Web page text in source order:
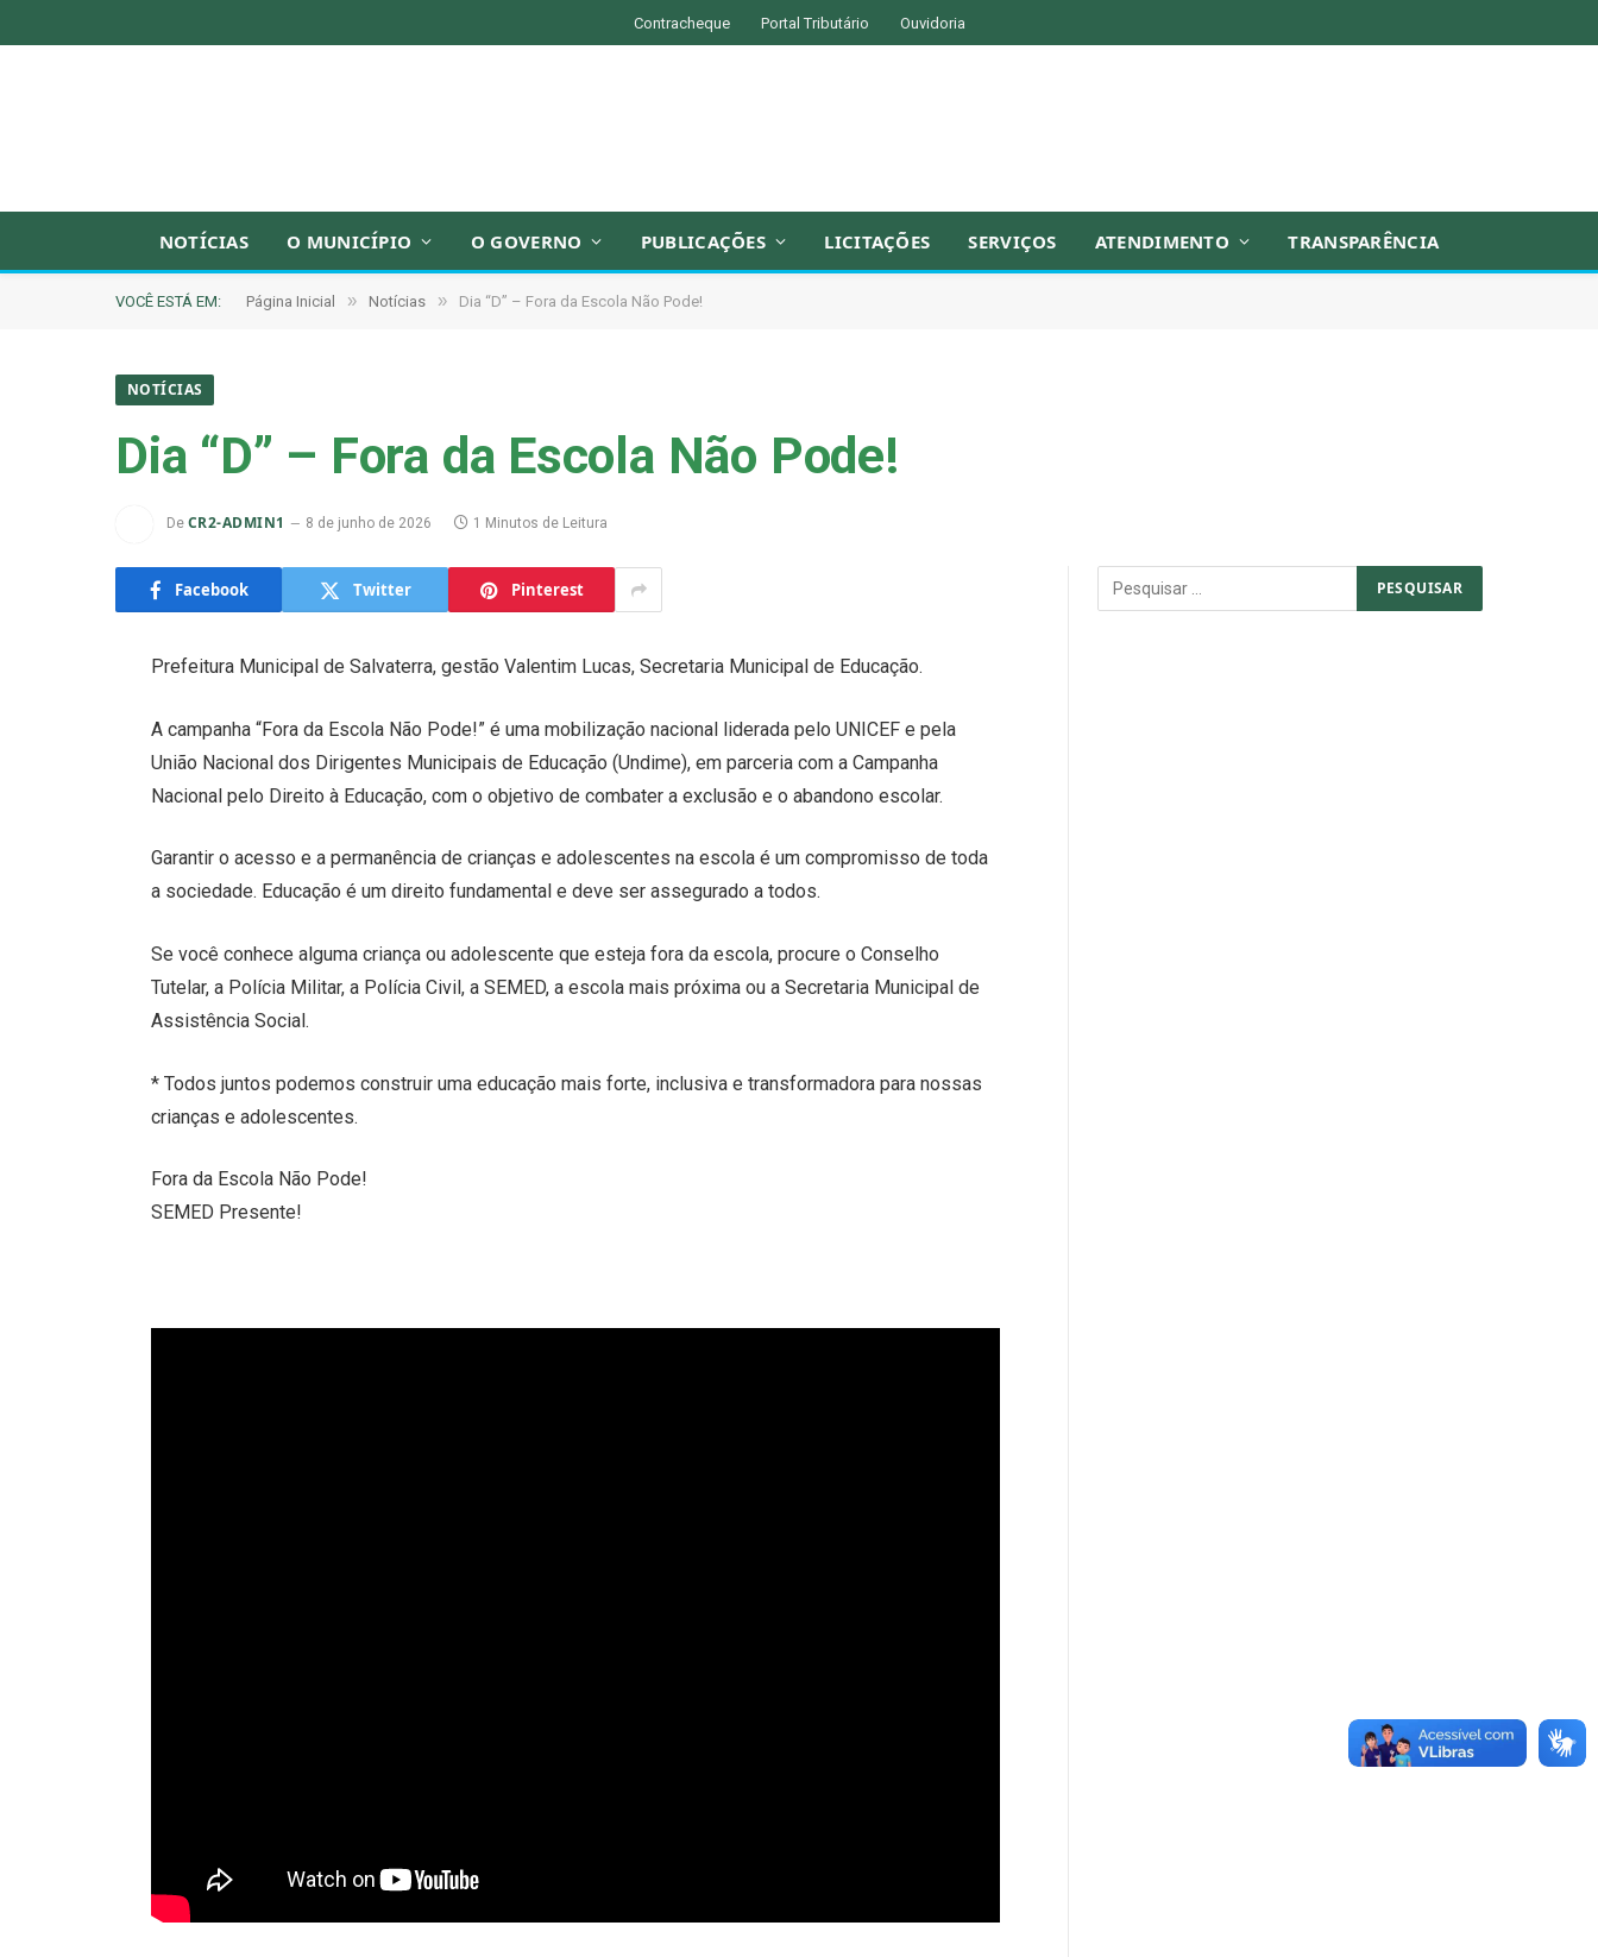
Contracheque Portal Tributário Ouvidoria
NOTÍCIAS O MUNICÍPIO O GOVERNO PUBLICAÇÕES LICITAÇÕES SERVIÇOS ATENDIMENTO TRANSPARÊNCIA
VOCÊ ESTÁ EM: Página Inicial » Notícias » Dia “D” – Fora da Escola Não Pode!
NOTÍCIAS
Dia “D” – Fora da Escola Não Pode!
De CR2-ADMIN1 8 de junho de 2026 1 Minutos de Leitura
Facebook Twitter Pinterest
Prefeitura Municipal de Salvaterra, gestão Valentim Lucas, Secretaria Municipal de Educação.
A campanha “Fora da Escola Não Pode!” é uma mobilização nacional liderada pelo UNICEF e pela
União Nacional dos Dirigentes Municipais de Educação (Undime), em parceria com a Campanha
Nacional pelo Direito à Educação, com o objetivo de combater a exclusão e o abandono escolar.
Garantir o acesso e a permanência de crianças e adolescentes na escola é um compromisso de toda
a sociedade. Educação é um direito fundamental e deve ser assegurado a todos.
Se você conhece alguma criança ou adolescente que esteja fora da escola, procure o Conselho
Tutelar, a Polícia Militar, a Polícia Civil, a SEMED, a escola mais próxima ou a Secretaria Municipal de
Assistência Social.
* Todos juntos podemos construir uma educação mais forte, inclusiva e transformadora para nossas
crianças e adolescentes.
Fora da Escola Não Pode!
SEMED Presente!